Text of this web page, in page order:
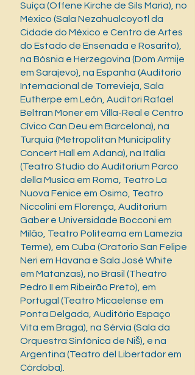
Suíça (Offene Kirche de Sils Maria), no
México (Sala Nezahualcoyotl da
Cidade do México e Centro de Artes
do Estado de Ensenada e Rosarito),
na Bósnia e Herzegovina (Dom Armije
em Sarajevo), na Espanha (Auditorio
Internacional de Torrevieja, Sala
Eutherpe em León, Auditori Rafael
Beltran Moner em Villa-Real e Centro
Cívico Can Deu em Barcelona), na
Turquia (Metropolitan Municipality
Concert Hall em Adana), na Itália
(Teatro Studio do Auditorium Parco
della Musica em Roma, Teatro La
Nuova Fenice em Osimo, Teatro
Niccolini em Florença, Auditorium
Gaber e Universidade Bocconi em
Milão, Teatro Politeama em Lamezia
Terme), em Cuba (Oratorio San Felipe
Neri em Havana e Sala José White
em Matanzas), no Brasil (Theatro
Pedro II em Ribeirão Preto), em
Portugal (Teatro Micaelense em
Ponta Delgada, Auditório Espaço
Vita em Braga), na Sérvia (Sala da
Orquestra Sinfônica de Niš), e na
Argentina (Teatro del Libertador em
Córdoba).